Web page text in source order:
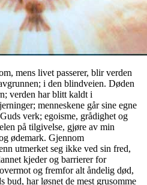
mens livet passerer, blir verden
i den blindveien. Døden
verden har blitt kaldt i
menneskene går sine egne
verk; egoisme, grådighet og
på tilgivelse, gjøre av min
ødemark. Gjennom
utmerket seg ikke ved sin fred,
kjeder og barrierer for
og fremfor alt åndelig død,
bud, har løsnet de mest grusomme